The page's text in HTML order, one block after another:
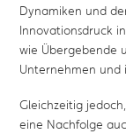
Dynamiken und
Innovationsdruck
wie Übergebende
Unternehmen und
Gleichzeitig
eine Nachfolge